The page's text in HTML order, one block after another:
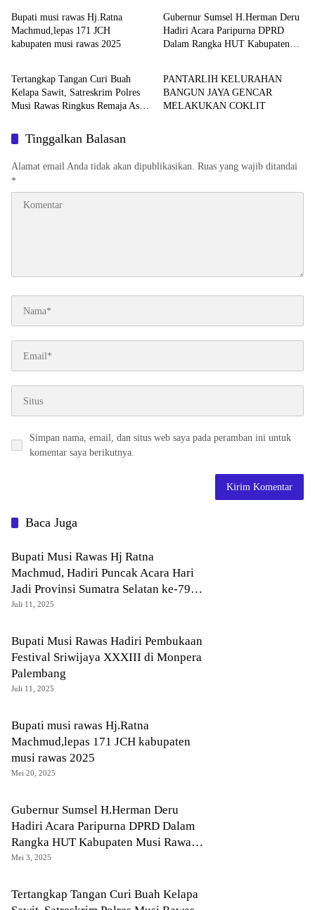
Bupati musi rawas Hj.Ratna
Machmud,lepas 171 JCH
kabupaten musi rawas 2025
Gubernur Sumsel H.Herman Deru
Hadiri Acara Paripurna DPRD
Dalam Rangka HUT Kabupaten
Musi Rawas
Tertangkap Tangan Curi Buah
Kelapa Sawit, Satreskrim Polres
Musi Rawas Ringkus Remaja Asal
Musi Rawas
PANTARLIH KELURAHAN
BANGUN JAYA GENCAR
MELAKUKAN COKLIT
Tinggalkan Balasan
Alamat email Anda tidak akan dipublikasikan. Ruas yang wajib ditandai
*
Simpan nama, email, dan situs web saya pada peramban ini untuk
komentar saya berikutnya.
Baca Juga
Bupati Musi Rawas Hj Ratna
Machmud, Hadiri Puncak Acara Hari
Jadi Provinsi Sumatra Selatan ke-79
tahun 2025
Juli 11, 2025
Bupati Musi Rawas Hadiri Pembukaan
Festival Sriwijaya XXXIII di Monpera
Palembang
Juli 11, 2025
Bupati musi rawas Hj.Ratna
Machmud,lepas 171 JCH kabupaten
musi rawas 2025
Mei 20, 2025
Gubernur Sumsel H.Herman Deru
Hadiri Acara Paripurna DPRD Dalam
Rangka HUT Kabupaten Musi Rawas
Ke-82
Mei 3, 2025
Tertangkap Tangan Curi Buah Kelapa